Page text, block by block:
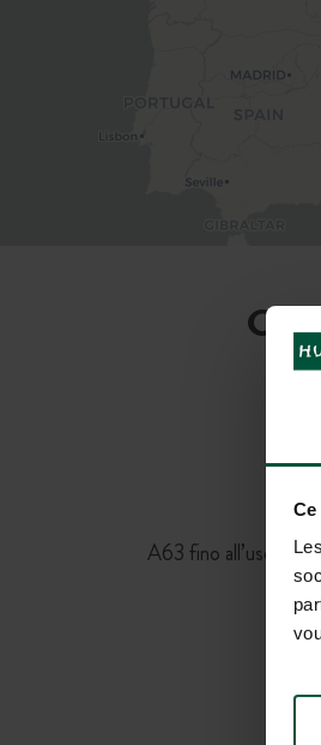
Da
A63 fino all’uscita